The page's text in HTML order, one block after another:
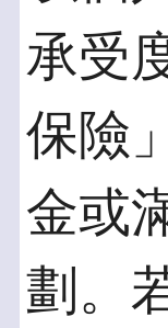
承受
保險
金或
劃。